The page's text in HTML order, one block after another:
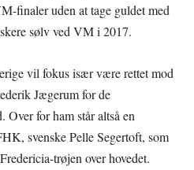
finaler uden at tage guldet med
sølv ved VM i 2017.
vil fokus især være rettet mod
Jægerum for de
Over for ham står altså en
svenske Pelle Segertoft, som
trøjen over hovedet.